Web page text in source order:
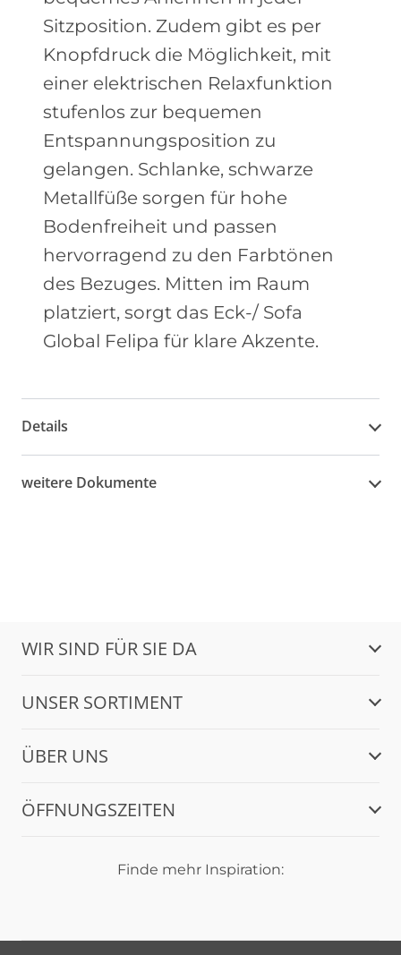
Sitzposition. Zudem gibt es per
Knopfdruck die Möglichkeit, mit
einer elektrischen Relaxfunktion
stufenlos zur bequemen
Entspannungsposition zu
gelangen. Schlanke, schwarze
Metallfüße sorgen für hohe
Bodenfreiheit und passen
hervorragend zu den Farbtönen
des Bezuges. Mitten im Raum
platziert, sorgt das Eck-/ Sofa
Global Felipa für klare Akzente.
Details
weitere Dokumente
WIR SIND FÜR SIE DA
UNSER SORTIMENT
ÜBER UNS
ÖFFNUNGSZEITEN
Finde mehr Inspiration: